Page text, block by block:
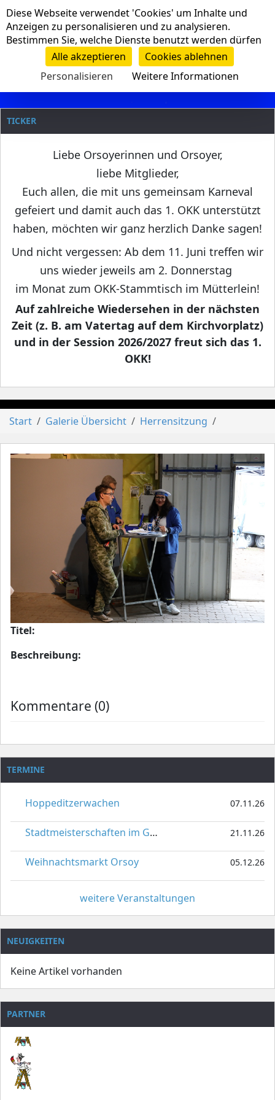
Navigation
Clanname
TICKER
Liebe Orsoyerinnen und Orsoyer,
liebe Mitglieder,
Euch allen, die mit uns gemeinsam Karneval
gefeiert und damit auch das 1. OKK unterstützt
haben, möchten wir ganz herzlich Danke sagen!
Und nicht vergessen: Ab dem 11. Juni treffen wir
uns wieder jeweils am 2. Donnerstag
im Monat zum OKK-Stammtisch im Mütterlein!
Auf zahlreiche Wiedersehen in der nächsten
Zeit (z. B. am Vatertag auf dem Kirchvorplatz)
und in der Session 2026/2027 freut sich das 1.
OKK!
Start Galerie Übersicht Herrensitzung
Titel:
Beschreibung:
Kommentare (0)
TERMINE
Hoppeditzerwachen 07.11.26
Stadtmeisterschaften im Gardetanz 21.11.26
Weihnachtsmarkt Orsoy 05.12.26
weitere Veranstaltungen
NEUIGKEITEN
Keine Artikel vorhanden
PARTNER
Cookie-Einstellungen
Diese Webseite verwendet 'Cookies' um Inhalte und
Anzeigen zu personalisieren und zu analysieren.
Bestimmen Sie, welche Dienste benutzt werden dürfen
Alle akzeptieren
Cookies ablehnen
Personalisieren
Weitere Informationen